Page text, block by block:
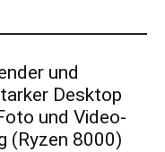
und
Desktop
und Video-
(Ryzen 8000)